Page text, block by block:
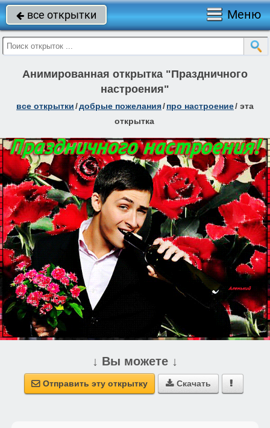
 все открытки Меню
Анимированная открытка "Праздничного
настроения"
все открытки/добрые пожелания/про настроение/ эта
открытка
↓ Вы можете ↓
 Отправить эту открытку  Скачать 